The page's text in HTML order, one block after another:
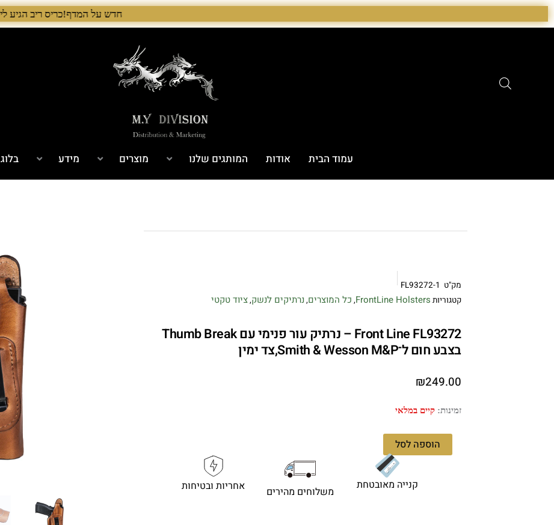
דילוג
לתוכן
חדש על המדף!כריס ריב הגיע לישראל! 🇺🇸 המלאי הראשון בארץ – עכשיו אצל היבואן הבלעדי לרגל ההשקה, 5% הנחה על כל מוצרי Chris Reeve לזמן מוגבל. בנוסף, הגיע גם מלאי חדש של Benchmade ו־Microtech. לרכישה עכשיו›. >
עמוד הבית אודות המותגים שלנו מוצרים מידע בלוג
מק"ט FL93272-1
קטגוריות FrontLine Holsters
, כל המוצרים, נרתיקים לנשק,ציוד טקטי
Front Line FL93272 – נרתיק עור פנימי עם Thumb Break
בצבע חום ל־Smith & Wesson M&P,צד ימין
₪249.00
זמינות: קיים במלאי
כמות
Front
Line
הוספה לסל
קנייה מאובטחת משלוחים מהירים אחריות ובטיחות